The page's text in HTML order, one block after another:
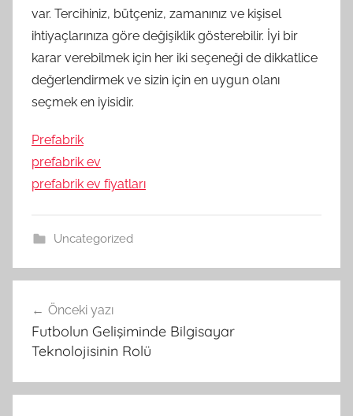
var. Tercihiniz, bütçeniz, zamanınız ve kişisel
ihtiyaçlarınıza göre değişiklik gösterebilir. İyi bir
karar verebilmek için her iki seçeneği de dikkatlice
değerlendirmek ve sizin için en uygun olanı
seçmek en iyisidir.
Prefabrik
prefabrik ev
prefabrik ev fiyatları
Uncategorized
gezinmesi
Önceki yazı
Futbolun Gelişiminde Bilgisayar
Teknolojisinin Rolü